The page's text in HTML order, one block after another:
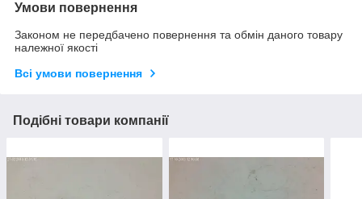
Умови повернення
Законом не передбачено повернення та обмін даного товару
належної якості
Всі умови повернення
Подібні товари компанії